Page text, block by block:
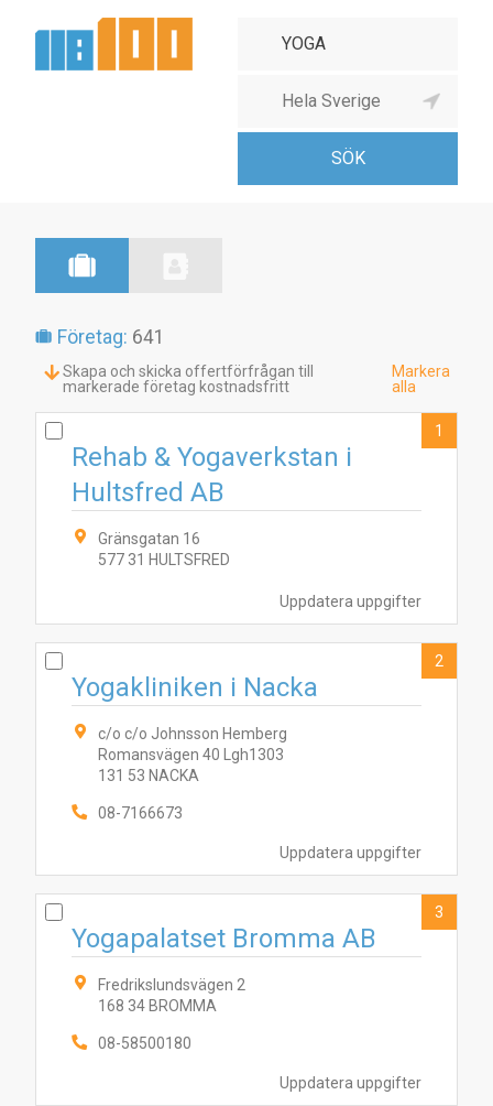
Företag: 641
Skapa och skicka offertförfrågan till
markerade företag kostnadsfritt
Markera
alla
Uppdatera uppgifter
Rehab & Yogaverkstan i
Hultsfred AB
Gränsgatan 16
577 31 HULTSFRED
1
Uppdatera uppgifter
Yogakliniken i Nacka
c/o c/o Johnsson Hemberg
Romansvägen 40 Lgh1303
131 53 NACKA
08-7166673
2
Uppdatera uppgifter
Yogapalatset Bromma AB
Fredrikslundsvägen 2
168 34 BROMMA
08-58500180
3